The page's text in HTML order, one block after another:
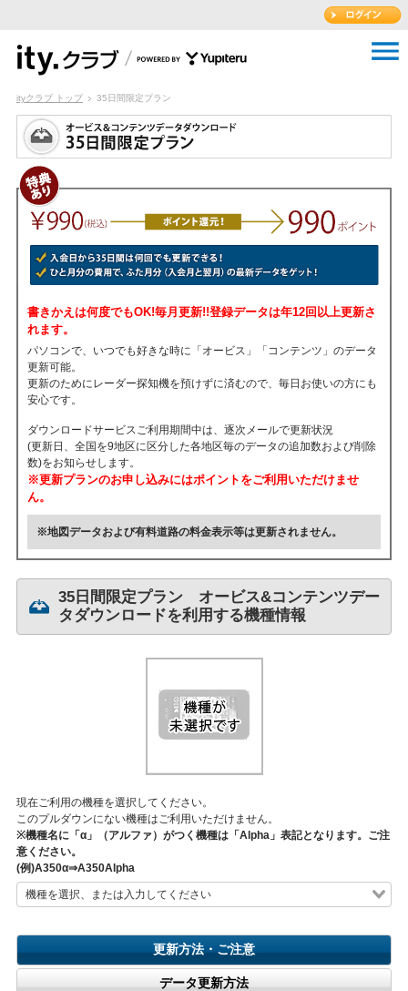
ityクラブ トップ 35日間限定プラン
書きかえは何度でもOK!毎月更新!!登録データは年12回以上更新さ
れます。
パソコンで、いつでも好きな時に「オービス」「コンテンツ」のデータ
更新可能。
更新のためにレーダー探知機を預けずに済むので、毎日お使いの方にも
安心です。
ダウンロードサービスご利用期間中は、逐次メールで更新状況
(更新日、全国を9地区に区分した各地区毎のデータの追加数および削除
数)をお知らせします。
※更新プランのお申し込みにはポイントをご利用いただけませ
ん。
※地図データおよび有料道路の料金表示等は更新されません。
35日間限定プラン オービス&コンテンツデー
タダウンロードを利用する機種情報
現在ご利用の機種を選択してください。
このプルダウンにない機種はご利用いただけません。
※機種名に「α」（アルファ）がつく機種は「Alpha」表記となります。ご注
意ください。
(例)A350α⇒A350Alpha
更新方法・ご注意
データ更新方法